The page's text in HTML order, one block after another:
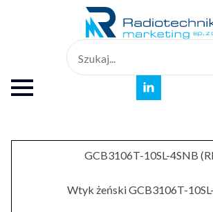
GCB3106T-10SL-4SNB
Wtyk żeński GCB3106T-